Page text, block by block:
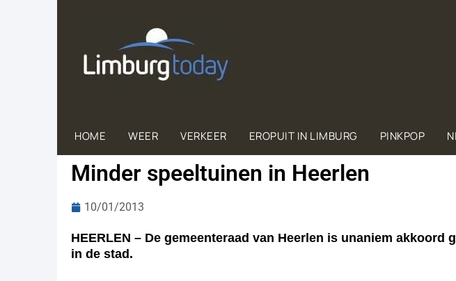
HOME WEER VERKEER EROPUIT IN LIMBURG PINKPOP
Minder speeltuinen in Heerlen
10/01/2013
HEERLEN – De gemeenteraad van Heerlen is unaniem
in de stad.